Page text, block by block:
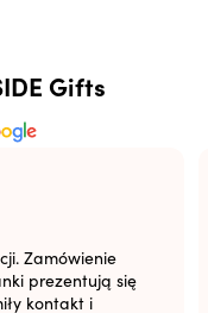
Gifts
Zamówienie
prezentują się
kontakt i